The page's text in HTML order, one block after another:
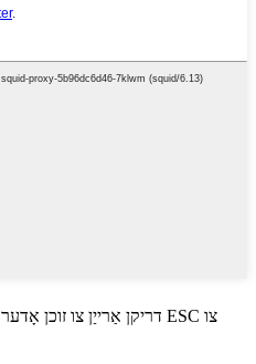
דריקן אַרייַן צו זוכן אָדער ESC צו